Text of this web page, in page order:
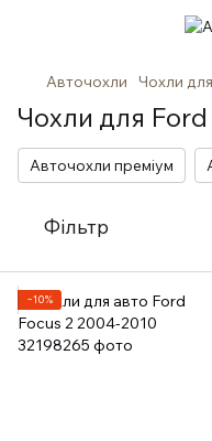
Авточохли Чохли
Чохли для Ford
Авточохли преміум
Фільтр
−10%